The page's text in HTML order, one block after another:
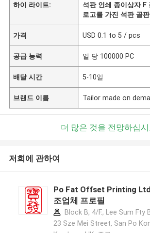
하이 라이트:
석판 인쇄 종이상자 F
로고를 가진 석판 골
가격 USD 0.1 to 5 / pcs
공급 능력 일 당 100000 PC
배달 시간 5-10일
브랜드 이름 Tailor made on
더 많은 것을 전망하십시
저희에 관하여
Po Fat Offset Printing
조업체 프로필
Block B, 4/F., Lee Sum Fty
23 Sze Mei Street, San Po